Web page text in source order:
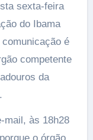
sexta-feira
do Ibama
é
competente
da
mail, às 18h28